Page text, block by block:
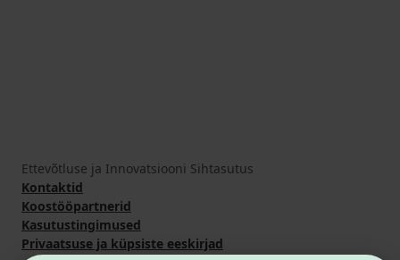
Ettevõtluse ja Innovatsiooni Sihtasutus
Kontaktid
Koostööpartnerid
Kasutustingimused
Privaatsuse ja küpsiste eeskirjad